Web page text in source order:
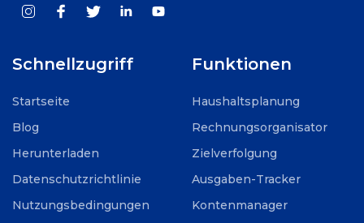
Schnellzugriff
Startseite
Blog
Herunterladen
Datenschutzrichtlinie
Nutzungsbedingungen
Funktionen
Haushaltsplanung
Rechnungsorganisator
Zielverfolgung
Ausgaben-Tracker
Kontenmanager